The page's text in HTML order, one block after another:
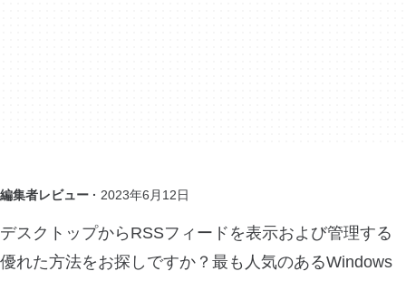
編集者レビュー · 2023年6月12日
デスクトップからRSSフィードを表示および管理する
優れた方法をお探しですか？最も人気のあるWindows